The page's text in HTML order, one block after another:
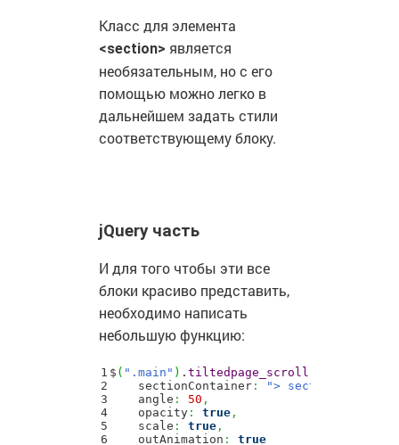
Класс для элемента
<section> является
необязательным, но с его
помощью можно легко в
дальнейшем задать стили
соответствующему блоку.
jQuery часть
И для того чтобы эти все
блоки красиво представить,
необходимо написать
небольшую функцию:
1
2
3
4
5
6
$ ( ".main" ) .tiltedpage_scroll
    sectionContainer
: "> section"
    angle
: 50 ,
    opacity
: true ,
    scale
: true ,
    outAnimation
:
true